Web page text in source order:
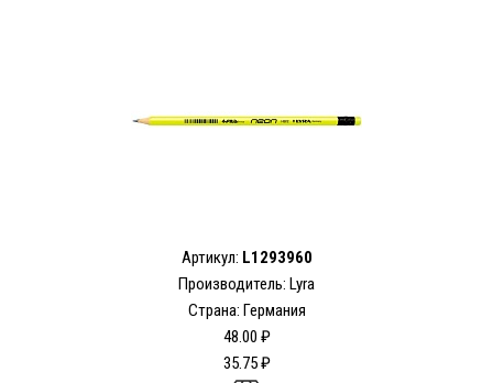
Артикул: L1293960
Производитель: Lyra
Страна: Германия
48.00 ₽
35.75 ₽